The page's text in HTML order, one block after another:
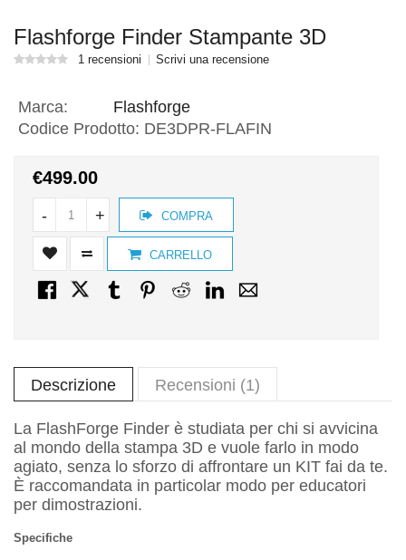
Flashforge Finder Stampante 3D
1 recensioni Scrivi una recensione
Marca:
Flashforge
Codice Prodotto: DE3DPR-FLAFIN
€499.00
- + COMPRA
CARRELLO
Descrizione Recensioni (1)
La FlashForge Finder è studiata per chi si avvicina
al mondo della stampa 3D e vuole farlo in modo
agiato, senza lo sforzo di affrontare un KIT fai da te.
È raccomandata in particolar modo per educatori
per dimostrazioni.
Specifiche